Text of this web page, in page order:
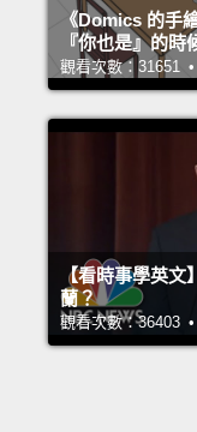
《Domics 的手
『你也是』的
觀看次數：31651
【看時事學英
蘭？
觀看次數：36403